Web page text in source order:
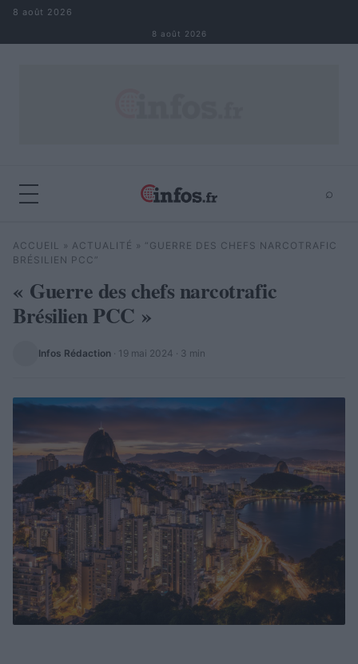
Aller au contenu
8 août 2026
8 août 2026
⌕
Rechercher ⌕ ×
ACCUEIL » ACTUALITÉ » “GUERRE DES CHEFS NARCOTRAFIC
BRÉSILIEN PCC”
« Guerre des chefs narcotrafic
Brésilien PCC »
Infos Rédaction · 19 mai 2024 · 3 min